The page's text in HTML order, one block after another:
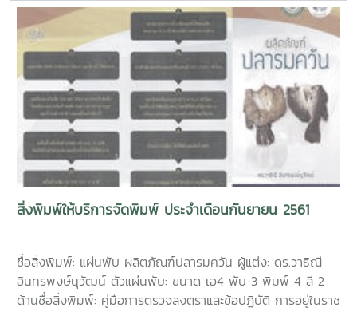
หน้า: 40 หน้า ตัวเล่ม: ขนาด เอ4 ปกอาร์ตมัน 260 แกรม พิมพ์
4 สี เคลือบมัน เนื้อในอาร์ตมัน 120 แกรม พิมพ์ 4 สี เข้าเล่มไส
กาวชื่อสิ่งพิมพ์: สูจิบัตรการแสดงและการประกวดกล้วยไม้ ไม้
ดอกไม้ประดับ งานเกษตรแม่โจ้ 85 ปี ผู้จัดทำ: ศูนย์กล้วยไม้ ไม้
ดอกไม้ประดับ ตัวเล่ม: ขนาด เอ5 ปกอาร์ตมัน 210 แกรม พิมพ์
4 สี เคลือบมัน เนื้อในปอนด์ 70 แกรม พิมพ์ 4 สี เข้าเล่มมุง
หลังคาชื่อสิ่งพิมพ์: หนังสือ การแปรรูปด้วยความร้อนและไม่ใช้
ความร้อน ด้วยเทคโนโลยีสมัยใหม่ ผู้แต่ง: ฤทธิชัย อัศวราชันย์
ISBN: 978-616-478-289-1 ปีที่พิมพ์: ตุลาคม 2561 จำนวน
หน้า: 206 หน้า ตัวเล่ม: ขนาด เอ4 ปกอาร์ตมัน 260 แกรม
พิมพ์ 4 สี เคลือบมัน เนื้อในปอนด์ 80 แกรม พิมพ์ 1 สี เข้าเล่ม
ไสกาวชื่อสิ่งพิมพ์: หนังสือ หน่วยปฏิบัติการทางวิศวกรรมอาหาร
พิมพ์: ตุลาคม 2561 จำนวนหน้า: 254 หน้า ตัวเล่ม: ขนาด เอ4
ปกอาร์ตมัน 260 แกรม พิมพ์ 4 สี เคลือบมัน เนื้อในปอนด์ 80
แกรม พิมพ์ 1 สี เข้าเล่มไสกาวชื่อสิ่งพิมพ์: แผ่นพับ การแสดง
สิ่งพิมพ์ให้บริการจัดพิมพ์ ประจำเดือนกันยายน 2561
ชื่อสิ่งพิมพ์: แผ่นพับ ผลิตภัณฑ์ปลารมควัน ผู้แต่ง: ดร.วาธิณี
อินทรพงษ์นุวัฒน์ ตัวแผ่นพับ: ขนาด เอ4 พับ 3 พิมพ์ 4 สี 2
ด้านชื่อสิ่งพิมพ์: คู่มือการตรวจลงตราและข้อปฏิบัติ การอยู่ในราช